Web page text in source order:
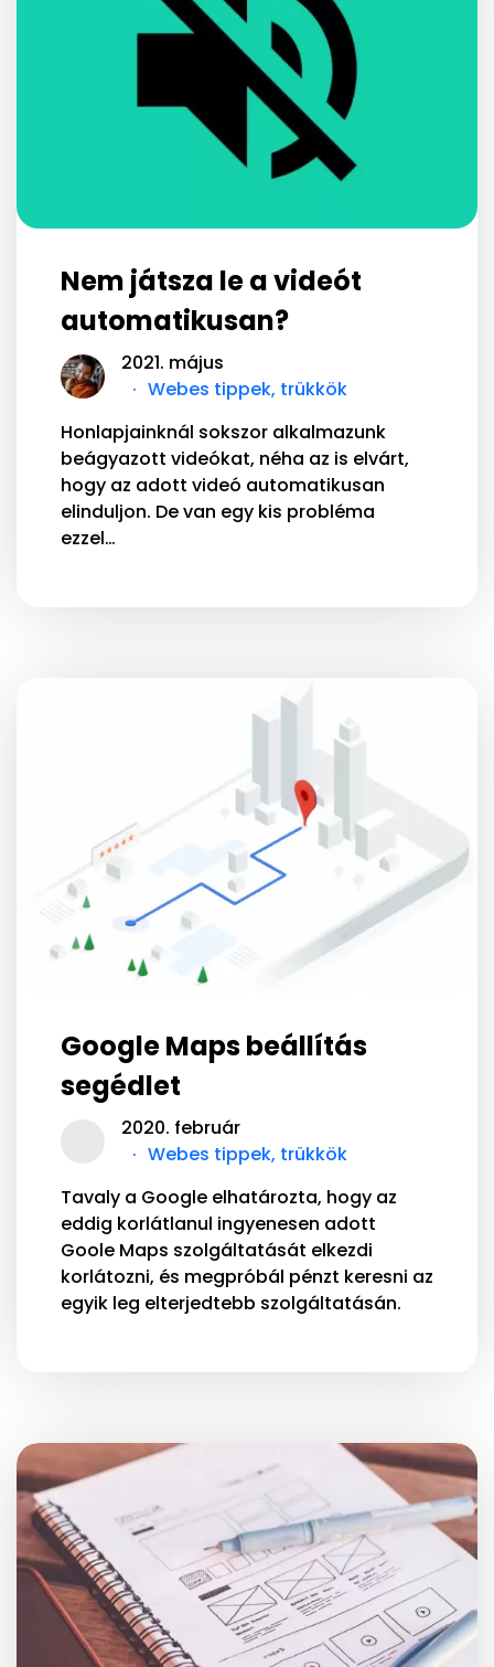
Nem játsza le a videót
automatikusan?
2021. május
Webes tippek, trükkök
Honlapjainknál sokszor alkalmazunk
beágyazott videókat, néha az is elvárt,
hogy az adott videó automatikusan
elinduljon. De van egy kis probléma
ezzel…
Google Maps beállítás
segédlet
2020. február
Webes tippek, trükkök
Tavaly a Google elhatározta, hogy az
eddig korlátlanul ingyenesen adott
Goole Maps szolgáltatását elkezdi
korlátozni, és megpróbál pénzt keresni az
egyik leg elterjedtebb szolgáltatásán.